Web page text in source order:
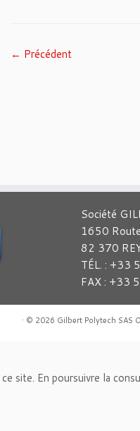
← Précédent
Société
1650
82 370
TÉL. : +33
FAX : +33
· © 2026 Gilbert Polytech SAS
site. En poursuivre la